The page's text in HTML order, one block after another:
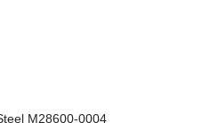
M28600-0004